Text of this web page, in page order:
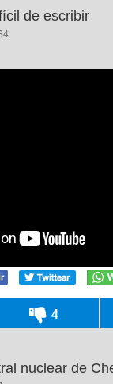
de escribir
4
nuclear de